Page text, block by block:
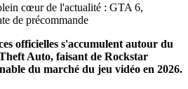
cœur de l'actualité : GTA 6,
de précommande
officielles s'accumulent autour du
Auto, faisant de Rockstar
du marché du jeu vidéo en 2026.